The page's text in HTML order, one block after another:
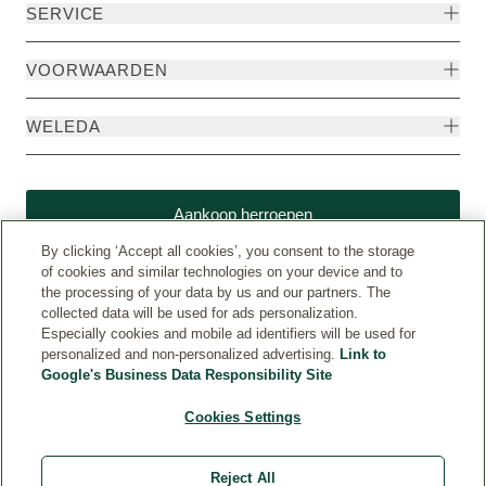
SERVICE
VOORWAARDEN
WELEDA
Aankoop herroepen
Weleda International (www.weleda.com) © Weleda 2026
By clicking ‘Accept all cookies’, you consent to the storage
of cookies and similar technologies on your device and to
the processing of your data by us and our partners. The
collected data will be used for ads personalization.
Especially cookies and mobile ad identifiers will be used for
personalized and non-personalized advertising. Link to
Google's Business Data Responsibility Site
Cookies Settings
Reject All